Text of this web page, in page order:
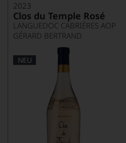
2023
Clos du Temple Rosé
LANGUEDOC CABRIÈRES AOP
GÉRARD BERTRAND
NEU